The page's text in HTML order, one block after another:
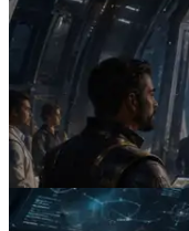
2026.07.04
ERPC ra mắt
Mở ra thời đại
cầu cho API cần
Đọc bài viết này